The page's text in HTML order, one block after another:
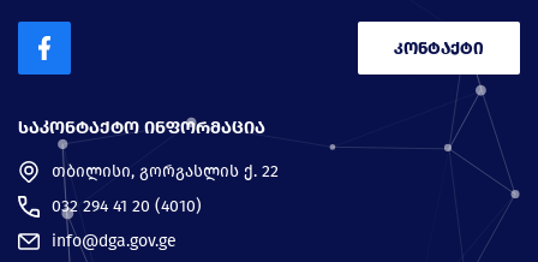
ᲡᲐᲙᲝᲜᲢᲐᲥᲢᲝ ᲘᲜᲤᲝᲠᲛᲐᲪᲘᲐ
თბილისი, გორგასლის ქ. 22
032 294 41 20 (4010)
info@dga.gov.ge
კონტაქტი